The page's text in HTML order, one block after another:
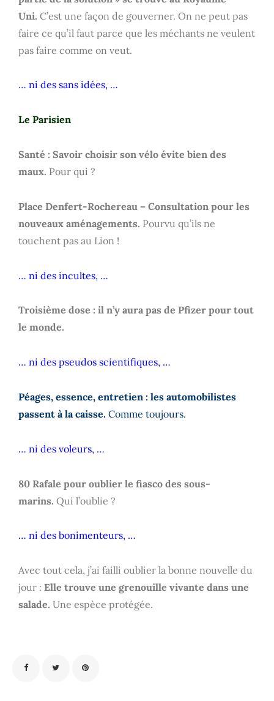
Uni. C’est une façon de gouverner. On ne peut pas
faire ce qu’il faut parce que les méchants ne veulent
pas faire comme on veut.
… ni des sans idées, …
Le Parisien
Santé : Savoir choisir son vélo évite bien des
maux. Pour qui ?
Place Denfert-Rochereau – Consultation pour les
nouveaux aménagements. Pourvu qu’ils ne
touchent pas au Lion !
… ni des incultes, …
Troisième dose : il n’y aura pas de Pfizer pour tout
le monde.
… ni des pseudos scientifiques, …
Péages, essence, entretien : les automobilistes
passent à la caisse. Comme toujours.
… ni des voleurs, …
80 Rafale pour oublier le fiasco des sous-
marins. Qui l’oublie ?
… ni des bonimenteurs, …
Avec tout cela, j’ai failli oublier la bonne nouvelle du
jour : Elle trouve une grenouille vivante dans une
salade. Une espèce protégée.